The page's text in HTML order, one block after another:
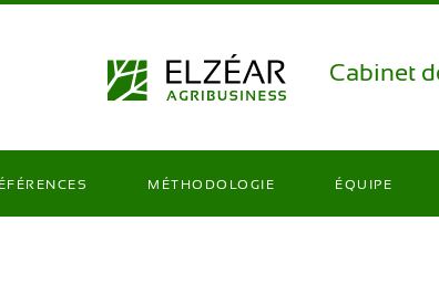
Cabinet
MÉTHODOLOGIE ÉQUIPE